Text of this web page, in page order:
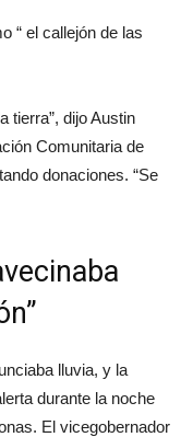
“ el callejón de las
tierra”, dijo Austin
Comunitaria de
donaciones. “Se
lluvia, y la
durante la noche
El vicegobernador